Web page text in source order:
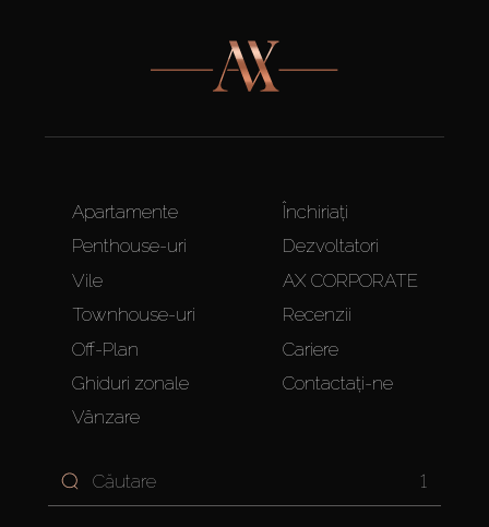
Apartamente
Penthouse-uri
Vile
Townhouse-uri
Off-Plan
Ghiduri zonale
Vânzare
Închiriați
Dezvoltatori
AX CORPORATE
Recenzii
Cariere
Contactați-ne
1